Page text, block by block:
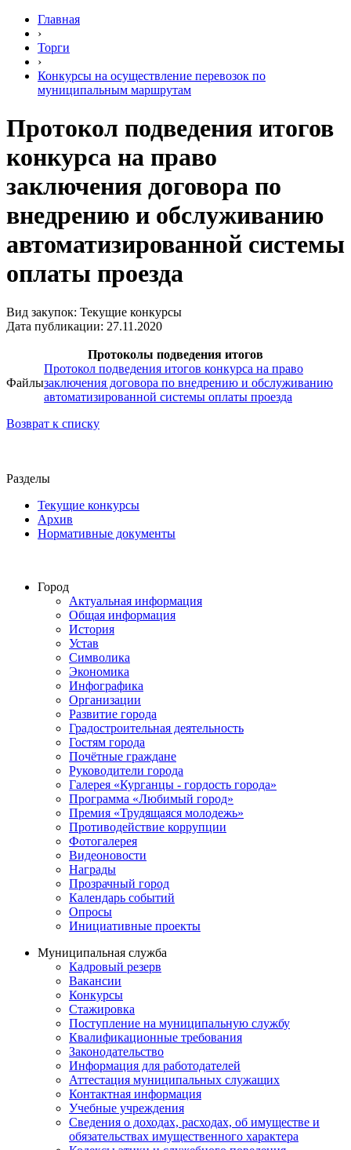
Главная
›
Торги
›
Конкурсы на осуществление перевозок по
муниципальным маршрутам
Протокол подведения итогов
конкурса на право
заключения договора по
внедрению и обслуживанию
автоматизированной системы
оплаты проезда
Вид закупок: Текущие конкурсы
Дата публикации: 27.11.2020
Протоколы подведения итогов
Файлы
Протокол подведения итогов конкурса на право
заключения договора по внедрению и обслуживанию
автоматизированной системы оплаты проезда
Возврат к списку
Разделы
Текущие конкурсы
Архив
Нормативные документы
Город
Актуальная информация
Общая информация
История
Устав
Символика
Экономика
Инфографика
Организации
Развитие города
Градостроительная деятельность
Гостям города
Почётные граждане
Руководители города
Галерея «Курганцы - гордость города»
Программа «Любимый город»
Премия «Трудящаяся молодежь»
Противодействие коррупции
Фотогалерея
Видеоновости
Награды
Прозрачный город
Календарь событий
Опросы
Инициативные проекты
Муниципальная служба
Кадровый резерв
Вакансии
Конкурсы
Стажировка
Поступление на муниципальную службу
Квалификационные требования
Законодательство
Информация для работодателей
Аттестация муниципальных служащих
Контактная информация
Учебные учреждения
Сведения о доходах, расходах, об имуществе и
обязательствах имущественного характера